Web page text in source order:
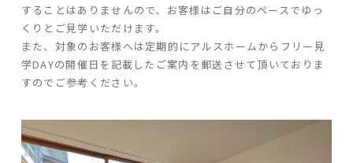
家づくりの流れ
よくあるご質問
企業情報
採用情報
することはありませんので、お客様はご自分のペースでゆっ
くりとご見学いただけます。
また、対象のお客様へは定期的にアルスホームからフリー見
学DAYの開催日を記載したご案内を郵送させて頂いておりま
すのでご参考ください。